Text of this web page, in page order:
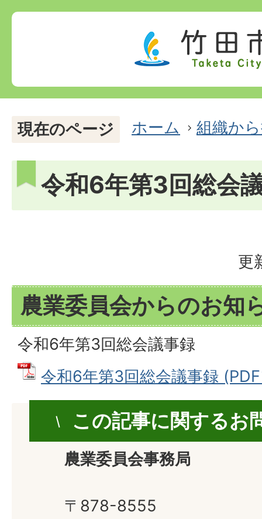
現在のページ ホーム 組織か
令和6年第3回総会
更
農業委員会からのお知
令和6年第3回総会議事録
令和6年第3回総会議事録
この記事に関するお
農業委員会事務局
〒878-8555